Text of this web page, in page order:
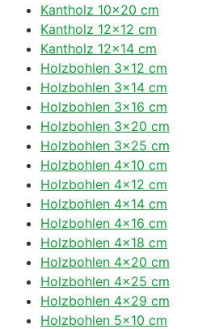
Kantholz 10×20 cm
Kantholz 12×12 cm
Kantholz 12×14 cm
Holzbohlen 3×12 cm
Holzbohlen 3×14 cm
Holzbohlen 3×16 cm
Holzbohlen 3×20 cm
Holzbohlen 3×25 cm
Holzbohlen 4×10 cm
Holzbohlen 4×12 cm
Holzbohlen 4×14 cm
Holzbohlen 4×16 cm
Holzbohlen 4×18 cm
Holzbohlen 4×20 cm
Holzbohlen 4×25 cm
Holzbohlen 4×29 cm
Holzbohlen 5×10 cm